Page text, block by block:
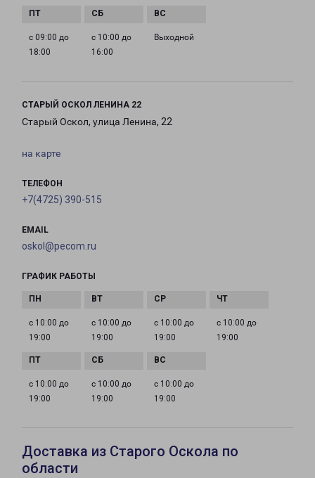
с 09:00 до
18:00
с 10:00 до
16:00
Выходной
СТАРЫЙ ОСКОЛ ЛЕНИНА 22
Старый Оскол, улица Ленина, 22
на карте
ТЕЛЕФОН
+7(4725) 390-515
EMAIL
oskol@pecom.ru
ГРАФИК РАБОТЫ
с 10:00 до
19:00
с 10:00 до
19:00
с 10:00 до
19:00
с 10:00 до
19:00
с 10:00 до
19:00
с 10:00 до
19:00
с 10:00 до
19:00
Доставка из Старого Оскола по
области